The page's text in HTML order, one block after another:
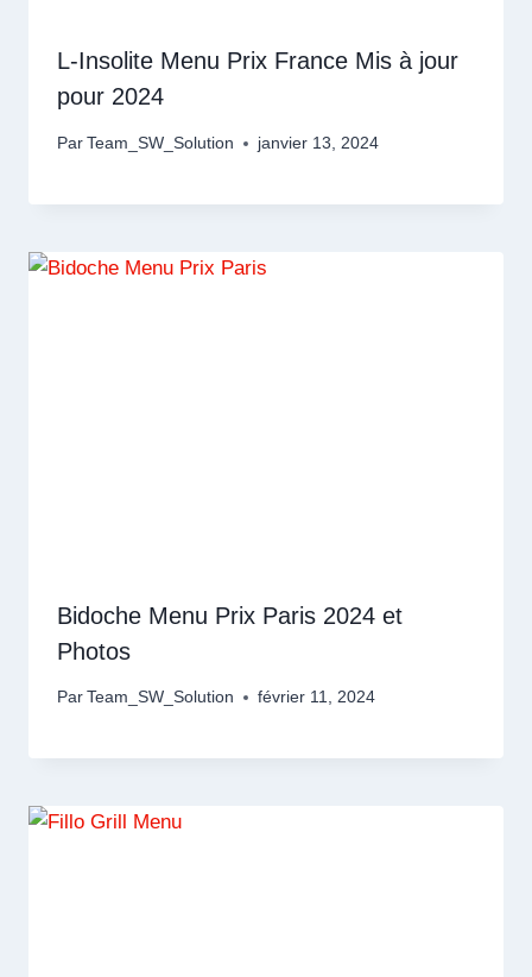
L-Insolite Menu Prix France Mis à jour
pour 2024
Par Team_SW_Solution janvier 13, 2024
Bidoche Menu Prix Paris 2024 et
Photos
Par Team_SW_Solution février 11, 2024